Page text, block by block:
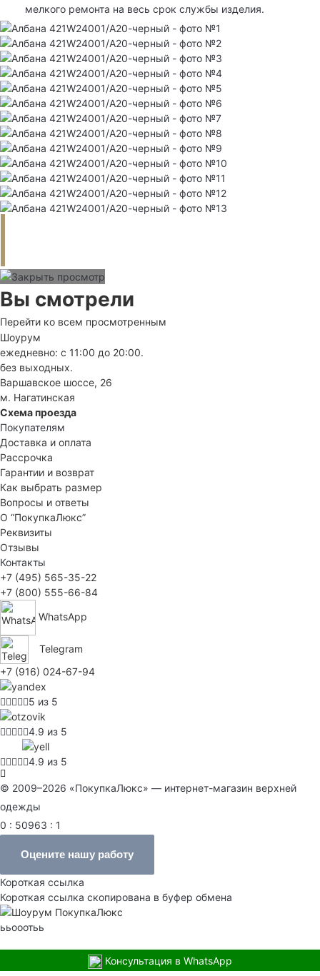
мелкого ремонта на весь срок службы изделия.
Вы смотрели
Перейти ко всем просмотренным
Шоурум
ежедневно: с 11:00 до 20:00.
без выходных.
Варшавское шоссе, 26
м. Нагатинская
Схема проезда
Покупателям
Доставка и оплата
Рассрочка
Гарантии и возврат
Как выбрать размер
Вопросы и ответы
О “ПокупкаЛюкс”
Реквизиты
Отзывы
Контакты
+7 (495) 565-35-22
+7 (800) 555-66-84
WhatsApp
Telegram
+7 (916) 024-67-94
5 из 5
4.9 из 5
4.9 из 5
© 2009–2026 «ПокупкаЛюкс» — интернет-магазин верхней
одежды
0 : 50963 : 1
Оцените нашу работу
Короткая ссылка
Короткая ссылка скопирована в буфер обмена
ььооотьь
Консультация в WhatsApp